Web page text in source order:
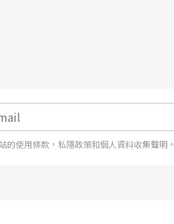
以這種觀
成負面的影
使用條款，私隱政策和個人資料收集聲明。